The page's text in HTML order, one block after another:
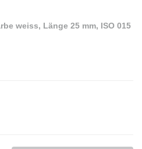
weiss, Länge 25 mm, ISO 015